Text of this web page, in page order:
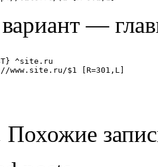
—
^site.ru
Похожие